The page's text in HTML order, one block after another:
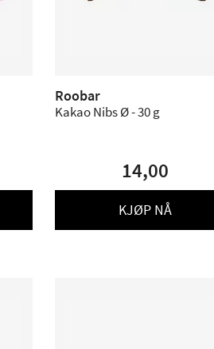
Roobar
Kakao Nibs Ø - 30 g
14,00
KJØP NÅ